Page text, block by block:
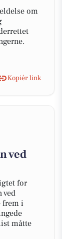
om
Kopiér link
ved
for
ved
frem i
måtte